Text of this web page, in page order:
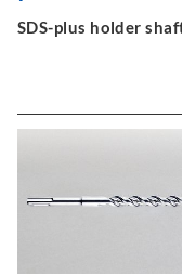
SDS-plus holder